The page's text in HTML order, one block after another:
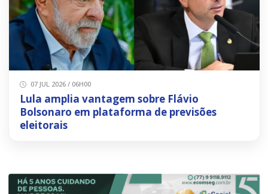
07 JUL 2026 / 06H00
Lula amplia vantagem sobre Flávio
Bolsonaro em plataforma de previsões
eleitorais